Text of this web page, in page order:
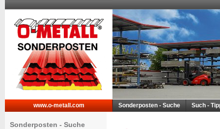
www.o-metall.com Sonderposten - Suche Such -
Sonderposten - Suche